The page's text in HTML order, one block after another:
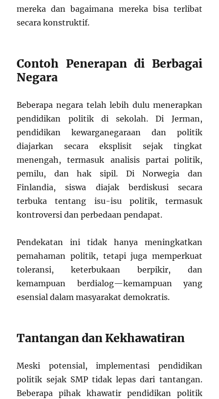
mereka dan bagaimana mereka bisa terlibat
secara konstruktif.
Contoh Penerapan di Berbagai
Negara
Beberapa negara telah lebih dulu menerapkan
pendidikan politik di sekolah. Di Jerman,
pendidikan kewarganegaraan dan politik
diajarkan secara eksplisit sejak tingkat
menengah, termasuk analisis partai politik,
pemilu, dan hak sipil. Di Norwegia dan
Finlandia, siswa diajak berdiskusi secara
terbuka tentang isu-isu politik, termasuk
kontroversi dan perbedaan pendapat.
Pendekatan ini tidak hanya meningkatkan
pemahaman politik, tetapi juga memperkuat
toleransi, keterbukaan berpikir, dan
kemampuan berdialog—kemampuan yang
esensial dalam masyarakat demokratis.
Tantangan dan Kekhawatiran
Meski potensial, implementasi pendidikan
politik sejak SMP tidak lepas dari tantangan.
Beberapa pihak khawatir pendidikan politik